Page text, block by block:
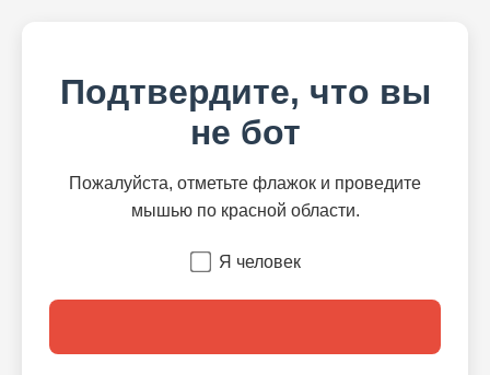
Подтвердите, что вы
не бот
Пожалуйста, отметьте флажок и проведите
мышью по красной области.
Я человек